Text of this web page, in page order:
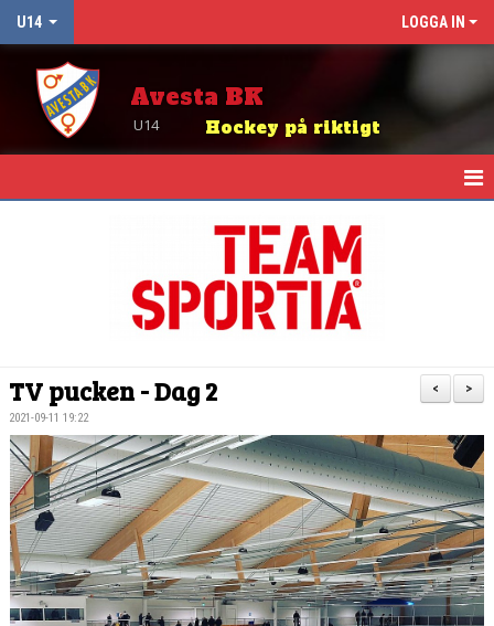
U14 LOGGA IN
Avesta BK
Hockey på riktigt
U14
MATCHER
KONTAKT
KIOSK
SEK / ISMASKIN
BILDGALLERI
>
<
TV pucken - Dag 2
2021-09-11 19:22